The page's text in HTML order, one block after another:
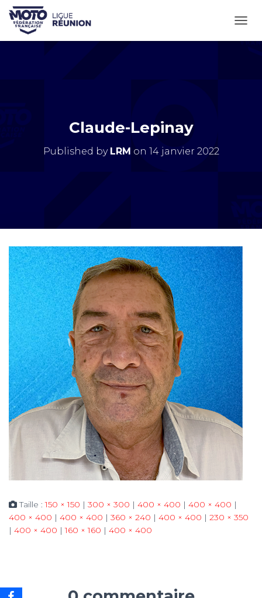
Claude-Lepinay
Published by LRM on 14 janvier 2022
Taille :150 × 150 | 300 × 300 | 400 × 400 | 400 × 400 |
400 × 400 | 400 × 400 | 360 × 240 | 400 × 400 | 230 × 350
| 400 × 400 | 160 × 160 | 400 × 400